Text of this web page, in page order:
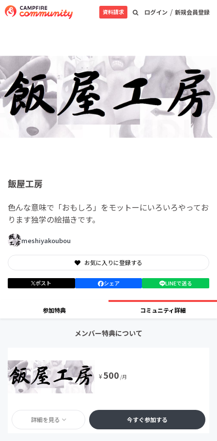
ログイン / 新規会員登録
資料請求
飯屋工房
色んな意味で「おもしろ」をモットーにいろいろやってお
ります独学の絵描きです。
meshiyakoubou
お気に入りに登録する
ポスト シェア LINEで送る
参加特典 コミュニティ詳細
メンバー特典について
¥500 /月
詳細を見る 今すぐ参加する